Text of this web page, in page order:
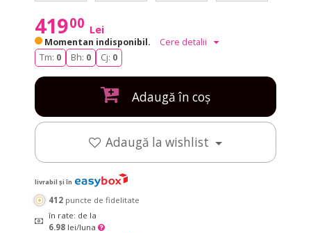
Green
Red
Gold
Silver
41900 Lei
Momentan indisponibil.
Cere detalii
Tm: 0 Bh: 0 Cj: 0
Adaugă în coș
Adaugă la wishlist
livrabil și în
412 puncte de fidelitate
în rate: de la
6.98 lei/luna